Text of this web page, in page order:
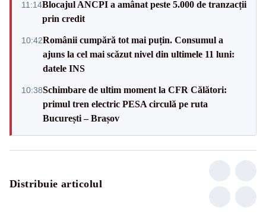
11:14Blocajul ANCPI a amânat peste 5.000 de tranzacții
prin credit
10:42Românii cumpără tot mai puțin. Consumul a
ajuns la cel mai scăzut nivel din ultimele 11 luni:
datele INS
10:38Schimbare de ultim moment la CFR Călători:
primul tren electric PESA circulă pe ruta
București – Brașov
Distribuie articolul